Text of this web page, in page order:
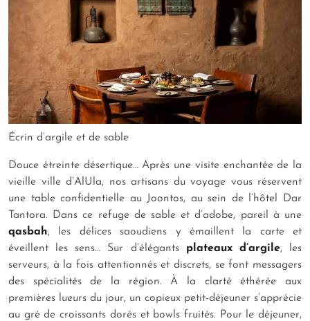
Écrin d’argile et de sable
Douce étreinte désertique… Après une visite enchantée de la
vieille ville d’AlUla, nos artisans du voyage vous réservent
une table confidentielle au Joontos, au sein de l’hôtel Dar
Tantora. Dans ce refuge de sable et d’adobe, pareil à une
qasbah, les délices saoudiens y émaillent la carte et
éveillent les sens… Sur d’élégants plateaux d’argile, les
serveurs, à la fois attentionnés et discrets, se font messagers
des spécialités de la région. À la clarté éthérée aux
premières lueurs du jour, un copieux petit-déjeuner s’apprécie
au gré de croissants dorés et bowls fruités. Pour le déjeuner,